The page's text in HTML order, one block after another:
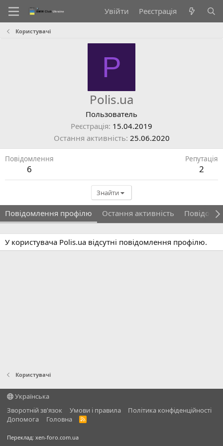
Увійти Реєстрація
Користувачі
P
Polis.ua
Пользователь
Реєстрація 15.04.2019
Остання активність 25.06.2020
Повідомлення
6
Репутація
2
Знайти
Повідомлення профілю Остання активність
У користувача Polis.ua відсутні повідомлення профілю.
Користувачі
Українська
Зворотній зв'язок
Умови і правила
Політика конфіденційності
Дoпoмoга
Головна
R
Переклад: xen-foro.com.ua